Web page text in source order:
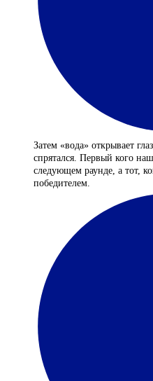
Затем «вода» открывает
спрятался. Первый кого
следующем раунде, а тот,
победителем.